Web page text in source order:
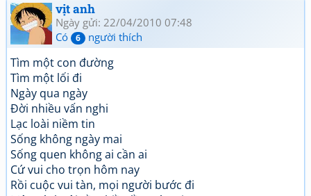
vịt anh
Ngày gửi: 22/04/2010 07:48
Có
6 người thích
Tìm một con đường
Tìm một lối đi
Ngày qua ngày
Đời nhiều vấn nghi
Lạc loài niềm tin
Sống không ngày mai
Sống quen không ai cần ai
Cứ vui cho trọn hôm nay
Rồi cuộc vui tàn, mọi người bước đi